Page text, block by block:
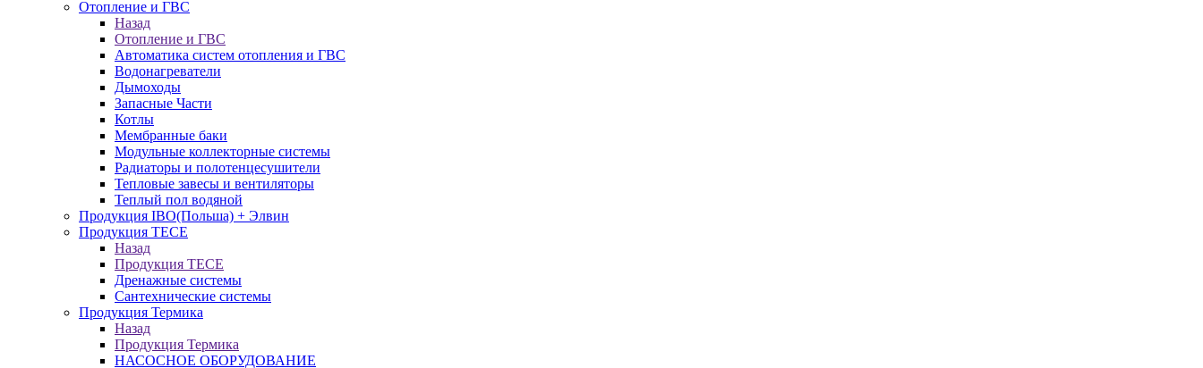
Отопление и ГВС
Назад
Отопление и ГВС
Автоматика систем отопления и ГВС
Водонагреватели
Дымоходы
Запасные Части
Котлы
Мембранные баки
Модульные коллекторные системы
Радиаторы и полотенцесушители
Тепловые завесы и вентиляторы
Теплый пол водяной
Продукция IBO(Польша) + Элвин
Продукция TECE
Назад
Продукция TECE
Дренажные системы
Сантехнические системы
Продукция Термика
Назад
Продукция Термика
НАСОСНОЕ ОБОРУДОВАНИЕ